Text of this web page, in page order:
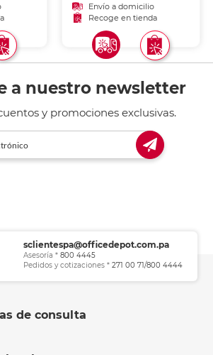
Envío a domicilio
Recoge en tienda
a nuestro newsletter
y promociones exclusivas.
sclientespa@officedepot.com.pa
Asesoría * 800 4445
Pedidos y cotizaciones * 271 00 71/800 4444
de consulta